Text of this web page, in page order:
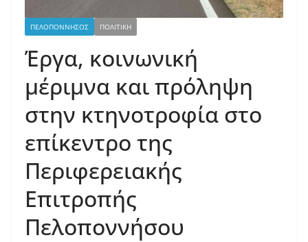
ΠΕΛΟΠΟΝΝΗΣΟΣ ΠΟΛΙΤΙΚΗ
Έργα, κοινωνική
μέριμνα και πρόληψη
στην κτηνοτροφία στο
επίκεντρο της
Περιφερειακής
Επιτροπής
Πελοποννήσου